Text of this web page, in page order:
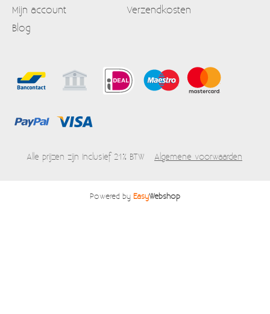
Mijn account
Verzendkosten
Blog
Alle prijzen zijn Inclusief 21% BTW Algemene voorwaarden
Powered by EasyWebshop